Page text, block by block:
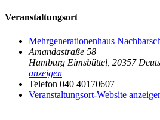
Veranstaltungsort
Mehrgenerationenhaus
Amandastraße 58
Hamburg Eimsbüttel 20357
anzeigen
Telefon 040 40170607
Veranstaltungsort-Website